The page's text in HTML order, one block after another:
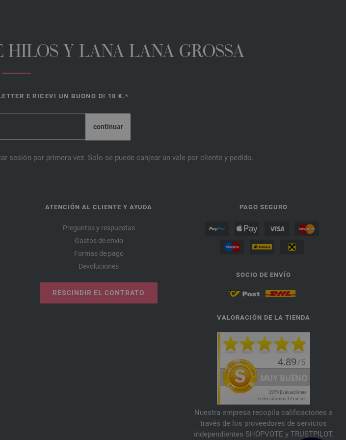
Y LANA LANA GROSSA
E RICEVI UN BUONO DI 10 €.*
sesión por primera vez. Solo se puede canjear un vale por cliente y pedido.
ATENCIÓN AL CLIENTE Y AYUDA
Preguntas y respuestas
Gastos de envío
Formas de pago
Devoluciones
RESCINDIR EL CONTRATO
PAGO SEGURO
SOCIO DE ENVÍO
VALORACIÓN DE LA TIENDA
Nuestra empresa recopila calificaciones a
través de los proveedores de servicios
independientes SHOPVOTE y TRUSTPILOT.